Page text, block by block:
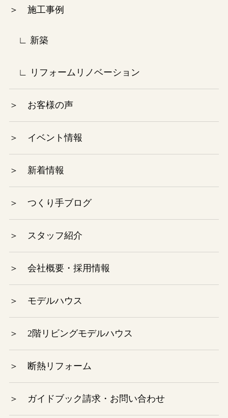
2024年3月
2024年2月
2023年12月
2023年9月
2023年8月
2023年7月
2023年3月
2023年2月
2022年12月
＞ 施工事例
∟ 新築
∟ リフォームリノベーション
＞ お客様の声
＞ イベント情報
＞ 新着情報
＞ つくり手ブログ
＞ スタッフ紹介
＞ 会社概要・採用情報
＞ モデルハウス
＞ 2階リビングモデルハウス
＞ 断熱リフォーム
＞ ガイドブック請求・お問い合わせ